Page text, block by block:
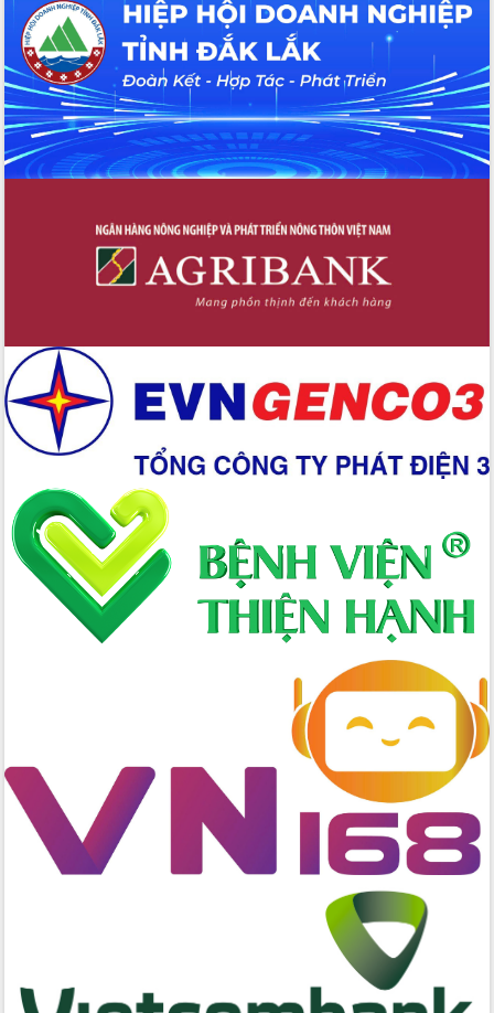
Đắk Lắk”
Tăng cường giám sát, đôn đốc thực
hiện nhiệm vụ quản lý tài sản công
hàng tuần
Tháo gỡ những vướng mắc, đẩy mạnh
công tác cải cách thủ tục hành chính
tại Trung tâm Phục vụ hành chính
công tỉnh
thi Sáng tạo Kỹ thuật 2024 - 2025
Đắk Lắk rà soát, điều chỉnh Đề án 190
về phát triển nuôi trồng thủy sản
Phó Chủ tịch UBND tỉnh Đắk Lắk
Dự án cao tốc Khánh Hòa - Buôn Ma
Thuột
Định vị cà phê Việt Nam như một “di
sản sống” trong dòng chảy toàn cầu
Xây dựng nông thôn mới: Nâng cao đời
sống người dân từ những mô hình thiết
thực
Quyết liệt tháo gỡ vướng mắc, đẩy
nhanh tiến độ các dự án trọng điểm
trong Khu kinh tế Nam Phú Yên
Hòn Yến phát triển du lịch gắn với bảo
Lấy ý kiến điều chỉnh Quy hoạch tỉnh
Đắk Lắk nỗ lực thúc đẩy tăng trưởng
kinh tế từ 10% trở lên trong Quý
II/2026
Đắk Lắk ký kết thỏa thuận hợp tác về
chuyển đổi số giai đoạn 2026 – 2030
cho trạm y tế cấp xã